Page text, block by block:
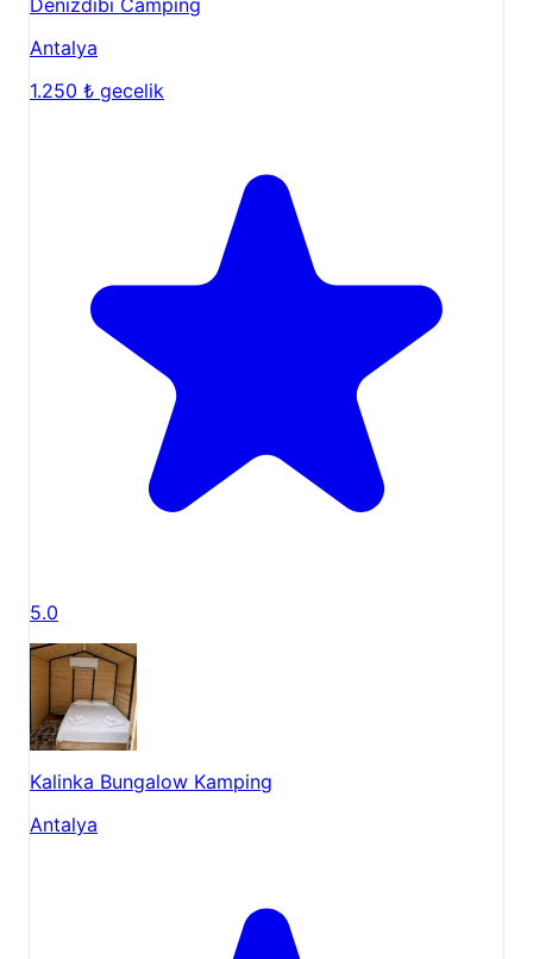
Antalya
1.250 ₺ gecelik
5.0
Kalinka Bungalow Kamping
Antalya